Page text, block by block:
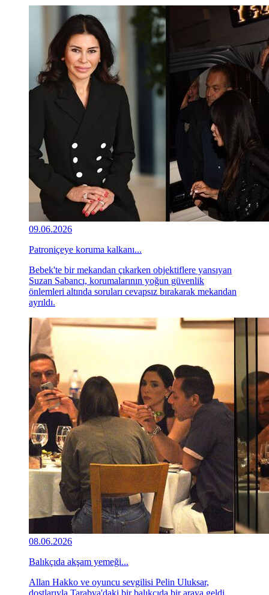
09.06.2026
Patroniçeye koruma kalkanı...
Bebek'te bir mekandan çıkarken objektiflere yansıyan
Suzan Sabancı, korumalarının yoğun güvenlik
önlemleri altında soruları cevapsız bırakarak mekandan
ayrıldı.
08.06.2026
Balıkçıda akşam yemeği...
Allan Hakko ve oyuncu sevgilisi Pelin Uluksar,
dostlarıyla Tarabya'daki bir balıkçıda bir araya geldi.